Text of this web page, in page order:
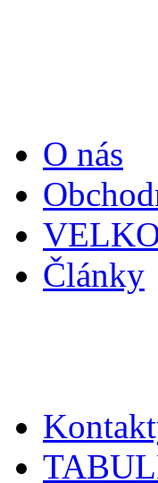
O nás
Články